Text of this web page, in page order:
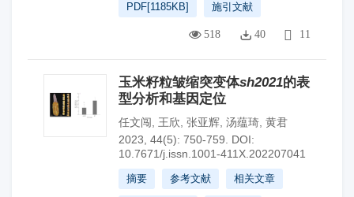
PDF[1185KB] 施引文献
518 40 11
玉米籽粒皱缩突变体sh2021的表
型分析和基因定位
任文闯 王欣 张亚辉 汤蕴琦 黄君
2023, 44(5): 750-759.
DOI:
10.7671/j.issn.1001-411X.202207041
摘要 参考文献 相关文章